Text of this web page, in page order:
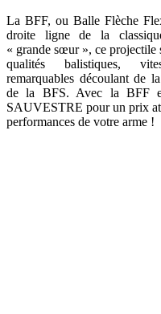
La BFF, ou Balle Flèche
droite ligne de la
« grande sœur », ce projectile
qualités balistiques,
remarquables découlant de
de la BFS. Avec la BFF
SAUVESTRE pour un prix
performances de votre arme !